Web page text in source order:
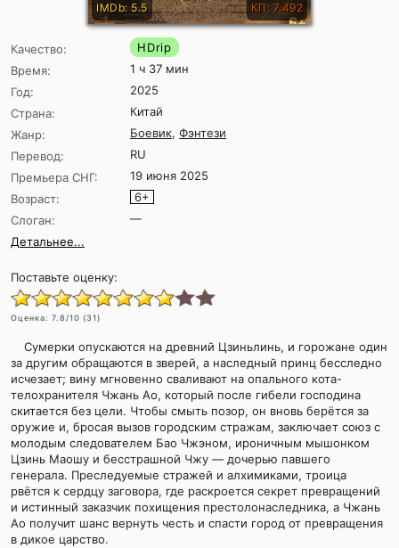
IMDb: 5.5 КП: 7.492
Качество:
HDrip
Время:
1 ч 37 мин
Год:
2025
Страна:
Китай
Жанр:
Боевик, Фэнтези
Перевод:
RU
Премьера СНГ:
19 июня 2025
Возраст:
6+
Слоган:
—
Детальнее...
Поставьте оценку:
Оценка: 7.8/10 (31)
Сумерки опускаются на древний Цзиньлинь, и горожане один
за другим обращаются в зверей, а наследный принц бесследно
исчезает; вину мгновенно сваливают на опального кота-
телохранителя Чжань Ао, который после гибели господина
скитается без цели. Чтобы смыть позор, он вновь берётся за
оружие и, бросая вызов городским стражам, заключает союз с
молодым следователем Бао Чжэном, ироничным мышонком
Цзинь Маошу и бесстрашной Чжу — дочерью павшего
генерала. Преследуемые стражей и алхимиками, троица
рвётся к сердцу заговора, где раскроется секрет превращений
и истинный заказчик похищения престолонаследника, а Чжань
Ао получит шанс вернуть честь и спасти город от превращения
в дикое царство.